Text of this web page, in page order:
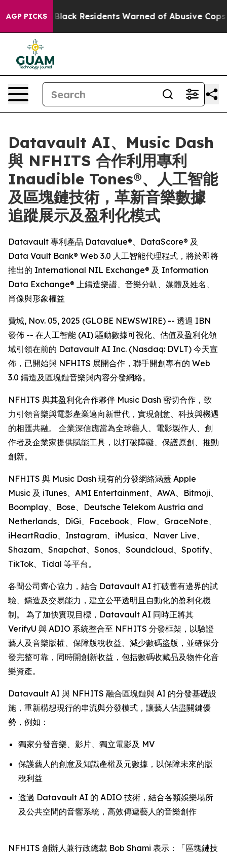
AGP PICKS
Black Residents Warned of Abusive Cops for
Datavault AI、Music Dash
與 NFHITS 合作利用專利
Inaudible Tones®、人工智能
及區塊鏈技術，革新音樂數據
追蹤展示及盈利化模式
Datavault 專利產品 Datavalue®、DataScore® 及
Data Vault Bank® Web 3.0 人工智能代理程式，將於即將
推出的 International NIL Exchange® 及 Information
Data Exchange® 上鑄造樂譜、音樂分軌、媒體及姓名、
肖像與形象權益
費城, Nov. 05, 2025 (GLOBE NEWSWIRE) -- 透過 IBN
發佈 -- 在人工智能 (AI) 驅動數據可視化、估值及盈利化領
域引領在前的 Datavault AI Inc. (Nasdaq: DVLT) 今天宣
佈，已開始與 NFHITS 展開合作，聯手開創專有的 Web
3.0 鑄造及區塊鏈音樂與內容分發網絡。
NFHITS 與其盈利化合作夥伴 Music Dash 密切合作，致
力引領音樂與電影產業邁向新世代，實現創意、科技與機遇
的相匯共融。 企業深信應當為全球藝人、電影製作人、創
作者及企業家提供賦能工具，以打破障礙、保護原創、推動
創新。
NFHITS 與 Music Dash 現有的分發網絡涵蓋 Apple
Music 及 iTunes、AMI Entertainment、AWA、Bitmoji、
Boomplay、Bose、Deutsche Telekom Austria and
Netherlands、DiGi、Facebook、Flow、GraceNote、
iHeartRadio、Instagram、iMusica、Naver Live、
Shazam、Snapchat、Sonos、Soundcloud、Spotify、
TikTok、Tidal 等平台。
各間公司齊心協力，結合 Datavault AI 打破舊有邊界的試
驗、鑄造及交易能力，建立公平透明且自動化的盈利化機
制。 為了加快實現目標，Datavault AI 同時正將其
VerifyU 與 ADIO 系統整合至 NFHITS 分發框架，以驗證
藝人及音樂版權、保障版稅收益、減少數碼盜版，並確保分
發完整可靠，同時開創新收益，包括數碼收藏品及物件化音
樂資產。
Datavault AI 與 NFHITS 融合區塊鏈與 AI 的分發基礎設
施，重新構想現行的串流與分發模式，讓藝人佔盡關鍵優
勢，例如：
獨家分發音樂、影片、獨立電影及 MV
保護藝人的創意及知識產權及元數據，以保障未來的版
稅利益
透過 Datavault AI 的 ADIO 技術，結合各類娛樂場所
及公共空間的音響系統，高效傳遞藝人的音樂創作
NFHITS 創辦人兼行政總裁 Bob Shami 表示：「區塊鏈技